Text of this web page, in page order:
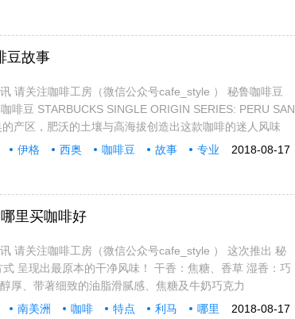
豆故事
请关注咖啡工房（微信公众号cafe_style ） 秘鲁咖啡豆
啡豆 STARBUCKS SINGLE ORIGIN SERIES: PERU SAN
产区，肥沃的土壤与高海拔创造出这款咖啡的迷人风味
2018-08-17
伊格 西奥 咖啡豆 故事 专业
里买咖啡好
请关注咖啡工房（微信公众号cafe_style ） 这次推出 秘
呈现出最原本的干净风味！ 干香：焦糖、香草 湿香：巧
厚、带著细致的油脂滑腻感、焦糖及牛奶巧克力
2018-08-17
南美洲 咖啡 特点 利马
哪里